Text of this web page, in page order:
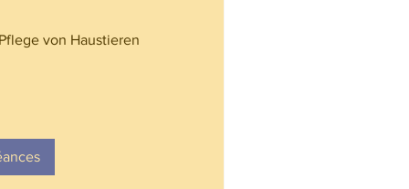
von Haustieren